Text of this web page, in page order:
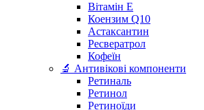
Вітамін Е
Коензим Q10
Астаксантин
Ресвератрол
Кофеїн
🔬 Антивікові компоненти
Ретиналь
Ретинол
Ретиноїди